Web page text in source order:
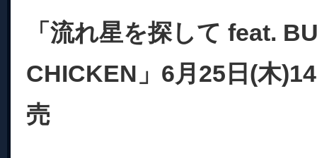
「流れ星を探して feat.
CHICKEN」6月25日(木
売